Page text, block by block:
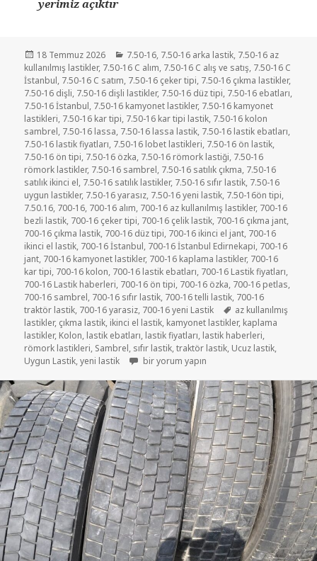
yerimiz açıktır
Yayın
tarihi
18 Temmuz 2026 Kategoriler
7.50-16, 7.50-16 arka lastik, 7.50-16 az
kullanılmış lastikler, 7.50-16 C alım, 7.50-16 C alış ve satış, 7.50-16 C
İstanbul, 7.50-16 C satım, 7.50-16 çeker tipi, 7.50-16 çıkma lastikler,
7.50-16 dişli, 7.50-16 dişli lastikler, 7.50-16 düz tipi, 7.50-16 ebatları,
7.50-16 İstanbul, 7.50-16 kamyonet lastikler, 7.50-16 kamyonet
lastikleri, 7.50-16 kar tipi, 7.50-16 kar tipi lastik, 7.50-16 kolon
sambrel, 7.50-16 lassa, 7.50-16 lassa lastik, 7.50-16 lastik ebatları,
7.50-16 lastik fiyatları, 7.50-16 lobet lastikleri, 7.50-16 ön lastik,
7.50-16 ön tipi, 7.50-16 özka, 7.50-16 römork lastiği, 7.50-16
römork lastikler, 7.50-16 sambrel, 7.50-16 satılık çıkma, 7.50-16
satılık ikinci el, 7.50-16 satılık lastikler, 7.50-16 sıfır lastik, 7.50-16
uygun lastikler, 7.50-16 yarasız, 7.50-16 yeni lastik, 7.50-16ön tipi,
7.50.16, 700-16, 700-16 alım, 700-16 az kullanılmış lastikler, 700-16
bezli lastik, 700-16 çeker tipi, 700-16 çelik lastik, 700-16 çıkma jant,
700-16 çıkma lastik, 700-16 düz tipi, 700-16 ikinci el jant, 700-16
ikinci el lastik, 700-16 İstanbul, 700-16 İstanbul Edirnekapi, 700-16
jant, 700-16 kamyonet lastikler, 700-16 kaplama lastikler, 700-16
kar tipi, 700-16 kolon, 700-16 lastik ebatları, 700-16 Lastik fiyatları,
700-16 Lastik haberleri, 700-16 ön tipi, 700-16 özka, 700-16 petlas,
700-16 sambrel, 700-16 sıfır lastik, 700-16 telli lastik, 700-16
traktör lastik, 700-16 yarasiz, 700-16 yeni Lastik Etiketler
az kullanılmış
lastikler, çıkma lastik, ikinci el lastik, kamyonet lastikler, kaplama
lastikler, Kolon, lastik ebatları, lastik fiyatları, lastik haberleri,
römork lastikleri, Sambrel, sıfır lastik,traktör lastik, Ucuz lastik,
Uygun Lastik,yeni lastik 7.50-16C TRAKTÖR RÖMORK LASTİKLER için
bir yorum yapın